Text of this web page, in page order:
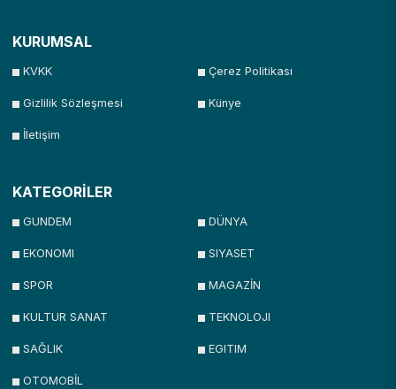
KURUMSAL
KVKK Çerez Politikası
Gizlilik Sözleşmesi Künye
İletişim
KATEGORİLER
GUNDEM DÜNYA
EKONOMI SIYASET
SPOR MAGAZİN
KULTUR SANAT TEKNOLOJI
SAĞLIK EGITIM
OTOMOBİL